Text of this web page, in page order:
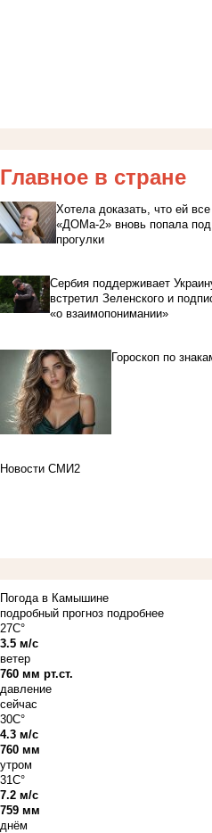
Главное в стране
Хотела доказать, что ей
«ДОМа-2» вновь попала под
прогулки
Сербия поддерживает
встретил Зеленского и
«о взаимопонимании»
Гороскоп по
Новости СМИ2
Погода в Камышине
подробный прогноз подробнее
27C°
3.5 м/с
ветер
760 мм рт.ст.
давление
сейчас
30C°
4.3 м/с
760 мм
утром
31C°
7.2 м/с
759 мм
днём